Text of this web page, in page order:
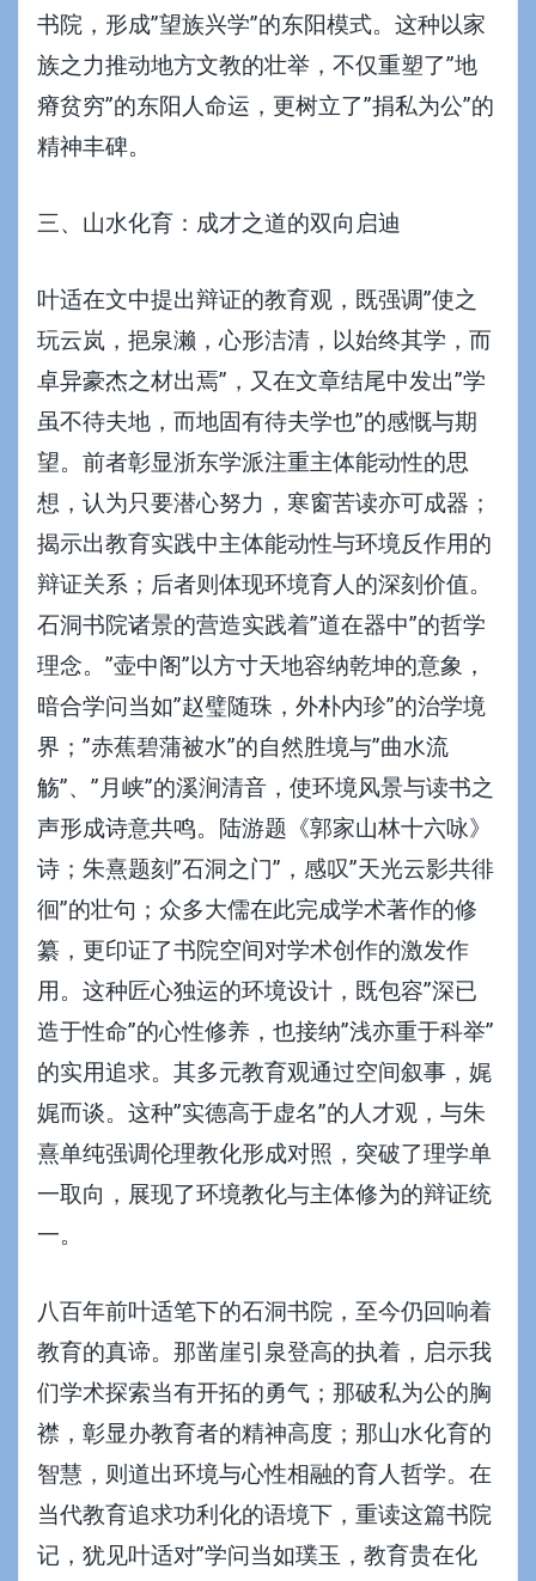
书院，形成”望族兴学”的东阳模式。这种以家
族之力推动地方文教的壮举，不仅重塑了”地
瘠贫穷”的东阳人命运，更树立了”捐私为公”的
精神丰碑。
三、山水化育：成才之道的双向启迪
叶适在文中提出辩证的教育观，既强调”使之
玩云岚，挹泉濑，心形洁清，以始终其学，而
卓异豪杰之材出焉”，又在文章结尾中发出”学
虽不待夫地，而地固有待夫学也”的感慨与期
望。前者彰显浙东学派注重主体能动性的思
想，认为只要潜心努力，寒窗苦读亦可成器；
揭示出教育实践中主体能动性与环境反作用的
辩证关系；后者则体现环境育人的深刻价值。
石洞书院诸景的营造实践着”道在器中”的哲学
理念。”壶中阁”以方寸天地容纳乾坤的意象，
暗合学问当如”赵璧随珠，外朴内珍”的治学境
界；”赤蕉碧蒲被水”的自然胜境与”曲水流
觞”、”月峡”的溪涧清音，使环境风景与读书之
声形成诗意共鸣。陆游题《郭家山林十六咏》
诗；朱熹题刻”石洞之门”，感叹”天光云影共徘
徊”的壮句；众多大儒在此完成学术著作的修
纂，更印证了书院空间对学术创作的激发作
用。这种匠心独运的环境设计，既包容”深已
造于性命”的心性修养，也接纳”浅亦重于科举”
的实用追求。其多元教育观通过空间叙事，娓
娓而谈。这种”实德高于虚名”的人才观，与朱
熹单纯强调伦理教化形成对照，突破了理学单
一取向，展现了环境教化与主体修为的辩证统
一。
八百年前叶适笔下的石洞书院，至今仍回响着
教育的真谛。那凿崖引泉登高的执着，启示我
们学术探索当有开拓的勇气；那破私为公的胸
襟，彰显办教育者的精神高度；那山水化育的
智慧，则道出环境与心性相融的育人哲学。在
当代教育追求功利化的语境下，重读这篇书院
记，犹见叶适对”学问当如璞玉，教育贵在化